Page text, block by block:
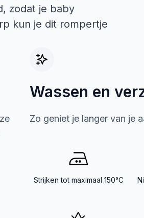
zodat je baby
kun je dit rompertje
Wassen en
Zo geniet je langer van je
Strijken tot maximaal 150°C